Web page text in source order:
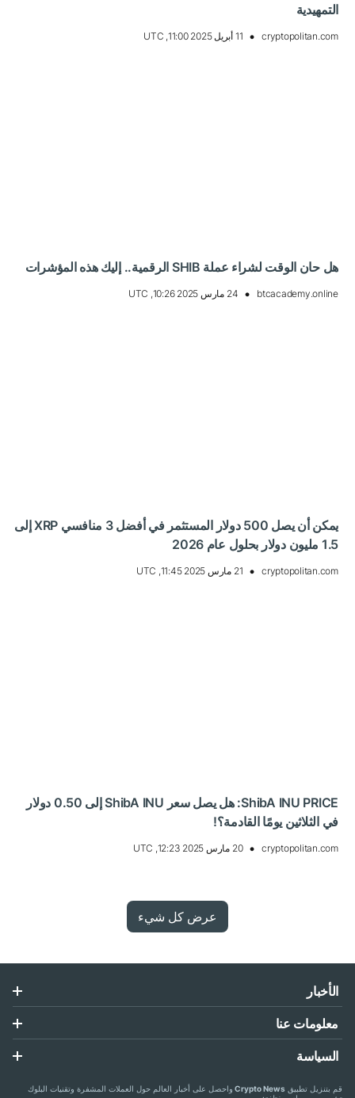
التمهيدية
cryptopolitan.com 11 أبريل 2025 11:00, UTC
هل حان الوقت لشراء عملة SHIB الرقمية.. إليك هذه المؤشرات
btcacademy.online 24 مارس 2025 10:26, UTC
يمكن أن يصل 500 دولار المستثمر في أفضل 3 منافسي XRP إلى
1.5 مليون دولار بحلول عام 2026
cryptopolitan.com 21 مارس 2025 11:45, UTC
ShibA INU PRICE: هل يصل سعر ShibA INU إلى 0.50 دولار
في الثلاثين يومًا القادمة؟!
cryptopolitan.com 20 مارس 2025 12:23, UTC
عرض كل شيء
الأخبار
معلومات عنا
السياسة
قم بتنزيل تطبيق Crypto News واحصل على أخبار العالم حول العملات المشفرة وتقنيات البلوك